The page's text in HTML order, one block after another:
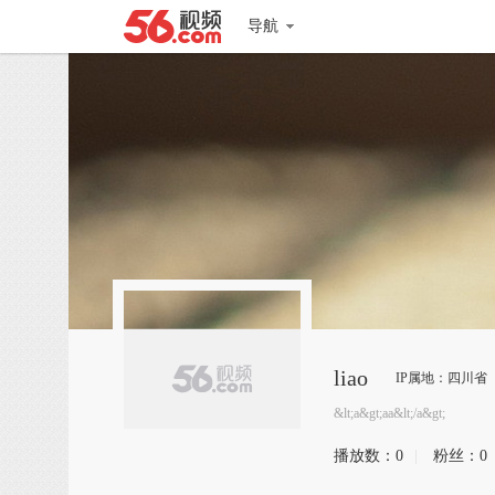
导航
liao IP属地：四川省
&lt;a&gt;aa&lt;/a&gt;
播放数： 0 粉丝： 0